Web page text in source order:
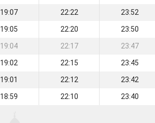
19:07 22:22 23:52
19:05 22:20 23:50
19:04 22:17 23:47
19:02 22:15 23:45
19:01 22:12 23:42
18:59 22:10 23:40